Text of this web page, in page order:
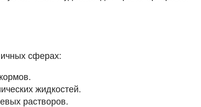
сферах:
жидкостей.
растворов.